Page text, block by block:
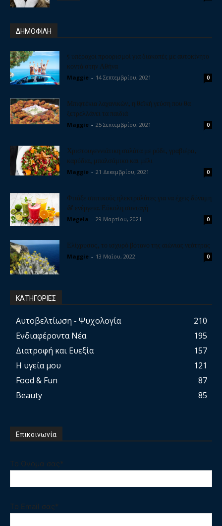
ΔΗΜΟΦΙΛΗ
5 υπέροχοι προορισμοί για διακοπές με αυτοκίνητο
κοντά στην Αθήνα
Maggie - 14 Σεπτεμβρίου, 2021 0
Μπιφτέκια λαχανικών, η θεϊκή γεύση που θα
ξετρελλάνει τα παιδιά
Maggie - 25 Σεπτεμβρίου, 2021 0
Χριστουγεννιάτικη σαλάτα με ρόδι, γραβιέρα,
καρύδια, μπαλσάμικο και μέλι
Maggie - 21 Δεκεμβρίου, 2021 0
Φτιάξε σπιτικούς ηλεκτρολύτες για να έχεις δύναμη
& ενέργεια. Εύκολη συνταγή
Megeia - 29 Μαρτίου, 2021 0
Ελίχρυσος, το ισχυρό βότανο της αιώνιας νεότητας
Maggie - 13 Μαΐου, 2022 0
ΚΑΤΗΓΟΡΙΕΣ
Αυτοβελτίωση - Ψυχολογία
210
Ενδιαφέροντα Νέα
195
Διατροφή και Ευεξία
157
Η υγεία μου
121
Food & Fun
87
Beauty
85
Επικοινωνία
Το Ονομα σας*
Το Email σας*